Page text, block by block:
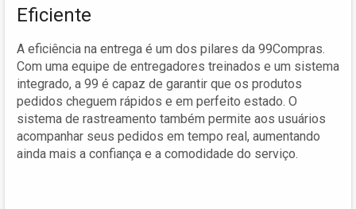
Eficiente
A eficiência na entrega é um dos pilares da 99Compras.
Com uma equipe de entregadores treinados e um sistema
integrado, a 99 é capaz de garantir que os produtos
pedidos cheguem rápidos e em perfeito estado. O
sistema de rastreamento também permite aos usuários
acompanhar seus pedidos em tempo real, aumentando
ainda mais a confiança e a comodidade do serviço.